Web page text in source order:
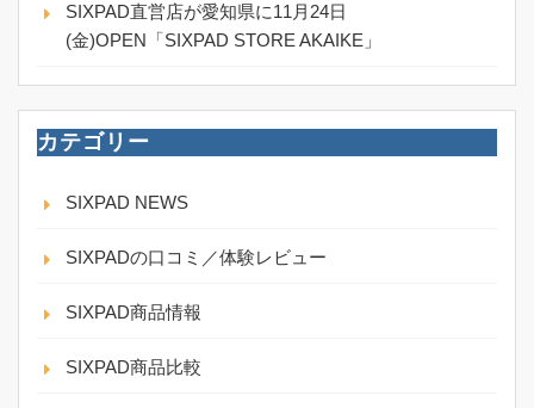
SIXPAD直営店が愛知県に11月24日
(金)OPEN「SIXPAD STORE AKAIKE」
カテゴリー
SIXPAD NEWS
SIXPADの口コミ／体験レビュー
SIXPAD商品情報
SIXPAD商品比較